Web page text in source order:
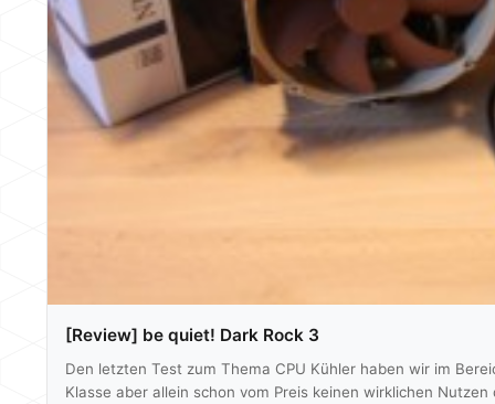
[Review] be quiet! Dark Rock 3
Den letzten Test zum Thema CPU Kühler haben wir im
Klasse aber allein schon vom Preis keinen wirklichen